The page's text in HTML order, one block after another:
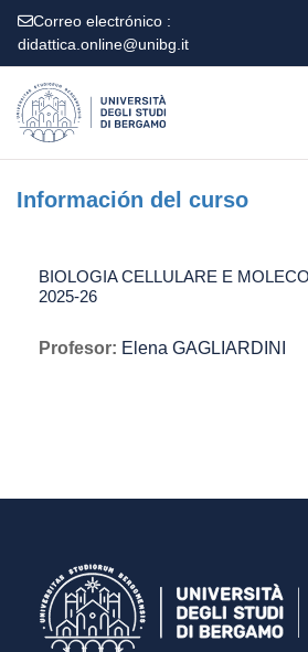
Correo electrónico :
didattica.online@unibg.it
Información del curso
BIOLOGIA CELLULARE E
2025-26
Profesor: Elena GAGLIARDINI